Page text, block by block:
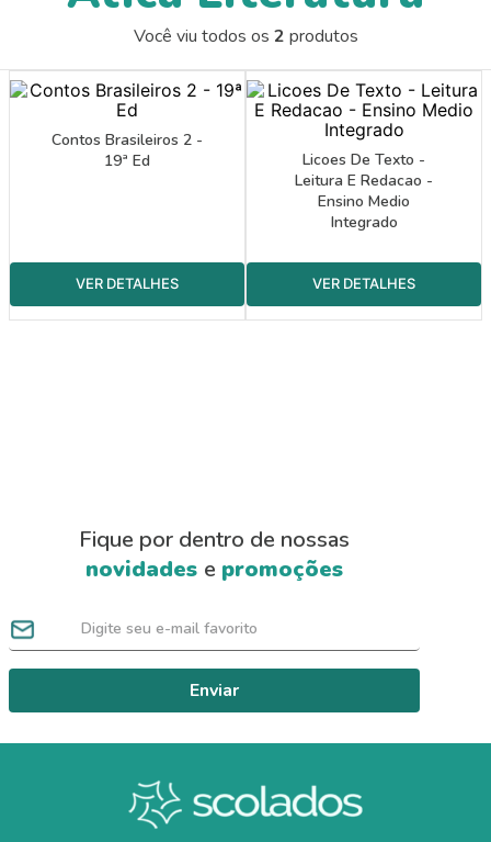
Você viu todos os 2 produtos
Contos Brasileiros 2 -
19ª Ed
Licoes De Texto -
Leitura E Redacao -
Ensino Medio
Integrado
Fique por dentro de nossas
novidades e promoções
Enviar